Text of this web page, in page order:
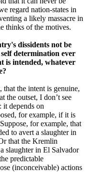
regard nation-states in
a likely massacre in
thinks of the motives.
dissidents not be
determination ever
is intended, whatever
that the intent is genuine,
the outset, I don’t see
it depends on
for example, if it is
for example, that
to avert a slaughter in
that the Kremlin
slaughter in El Salvador
predictable
(inconceivable) actions